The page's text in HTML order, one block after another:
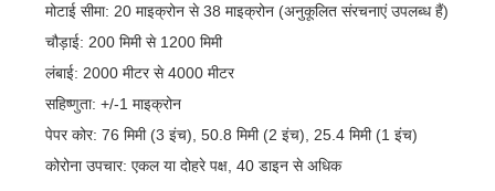
मोटाई सीमा: 20 माइक्रोन से 38 माइक्रोन (अनुकूलित संरचनाएं उपलब्ध हैं)
चौड़ाई: 200 मिमी से 1200 मिमी
लंबाई: 2000 मीटर से 4000 मीटर
सहिष्णुता: +/-1 माइक्रोन
पेपर कोर: 76 मिमी (3 इंच), 50.8 मिमी (2 इंच), 25.4 मिमी (1 इंच)
कोरोना उपचार: एकल या दोहरे पक्ष, 40 डाइन से अधिक